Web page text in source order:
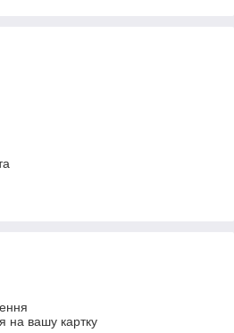
на вашу картку